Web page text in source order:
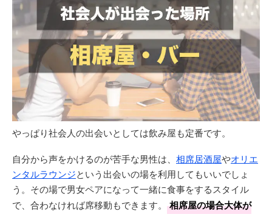
やっぱり社会人の出会いとしては飲み屋も定番です。
自分から声をかけるのが苦手な男性は、 相席居酒屋やオリエ
ンタルラウンジという出会いの場を利用してもいいでしょ
う。その場で男女ペアになって一緒に食事をするスタイル
で、合わなければ席移動もできます。
相席屋の場合大体が